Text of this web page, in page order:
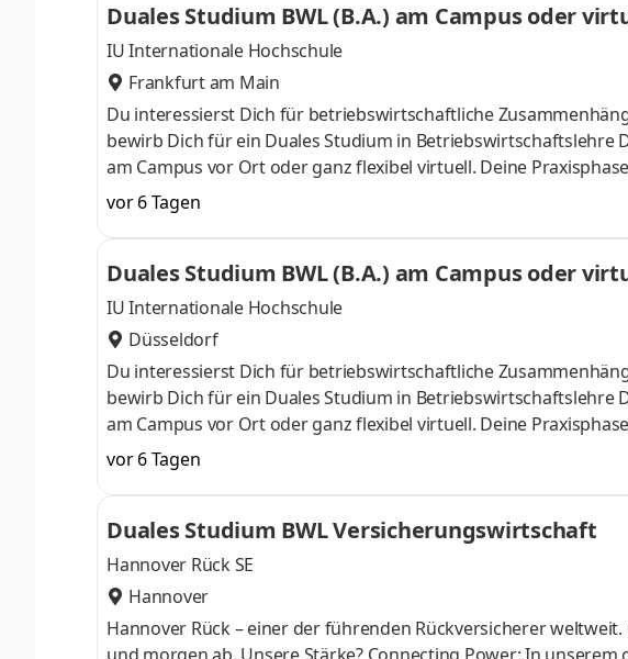
Duales Studium BWL (B.A.) am Campus oder
IU Internationale Hochschule
Frankfurt am Main
Du interessierst Dich für betriebswirtschaftliche
bewirb Dich für ein Duales Studium in
am Campus vor Ort oder ganz flexibel virtuell. Deine
Nähe. Ab dem 3. Semester belegst Du eine von fünf
gezielter auf Deinen Traumjob vorbereiten: Accounting &
Studium ohne Numerus clausus oder Aufnahmeprüfung
vor 6 Tagen
Duales Studium BWL (B.A.) am Campus oder
IU Internationale Hochschule
Düsseldorf
Du interessierst Dich für betriebswirtschaftliche
bewirb Dich für ein Duales Studium in
am Campus vor Ort oder ganz flexibel virtuell. Deine
Nähe. Ab dem 3. Semester belegst Du eine von fünf
gezielter auf Deinen Traumjob vorbereiten: Accounting &
Studium ohne Numerus clausus oder Aufnahmeprüfung
vor 6 Tagen
Duales Studium BWL Versicherungswirtschaft
Hannover Rück SE
Hannover
Hannover Rück – einer der führenden Rück­versicherer